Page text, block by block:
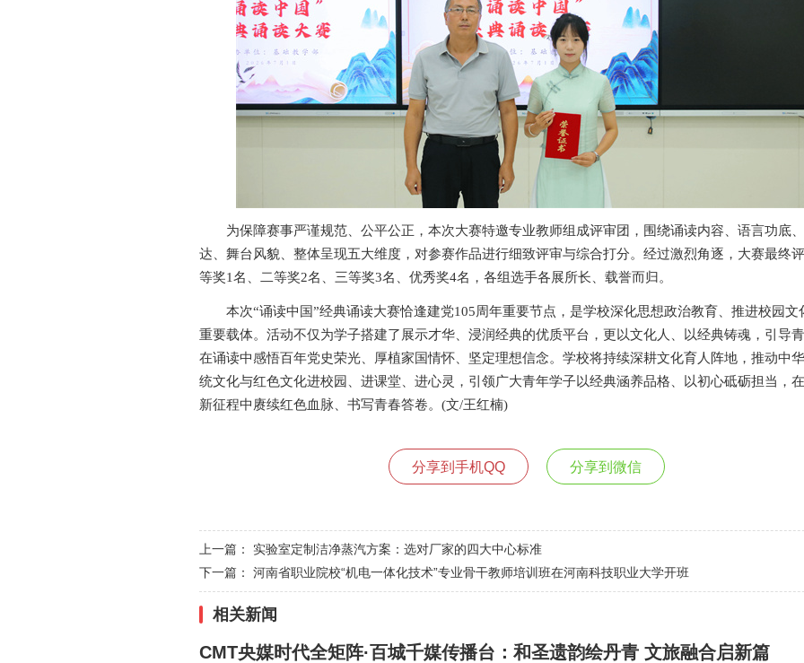
为保障赛事严谨规范、公平公正，本次大赛特邀专业教师组成评审团，围绕诵读内容、语言功底
达、舞台风貌、整体呈现五大维度，对参赛作品进行细致评审与综合打分。经过激烈角逐，大赛最终
等奖1名、二等奖2名、三等奖3名、优秀奖4名，各组选手各展所长、载誉而归。
本次“诵读中国”经典诵读大赛恰逢建党105周年重要节点，是学校深化思想政治教育、推进校园文
重要载体。活动不仅为学子搭建了展示才华、浸润经典的优质平台，更以文化人、以经典铸魂，引导
在诵读中感悟百年党史荣光、厚植家国情怀、坚定理想信念。学校将持续深耕文化育人阵地，推动中
统文化与红色文化进校园、进课堂、进心灵，引领广大青年学子以经典涵养品格、以初心砥砺担当，
新征程中赓续红色血脉、书写青春答卷。(文/王红楠)
分享到手机QQ 分享到微信
上一篇： 实验室定制洁净蒸汽方案：选对厂家的四大中心标准
下一篇： 河南省职业院校“机电一体化技术”专业骨干教师培训班在河南科技职业大学开班
相关新闻
CMT央媒时代全矩阵·百城千媒传播台：和圣遗韵绘丹青 文旅融合启新篇